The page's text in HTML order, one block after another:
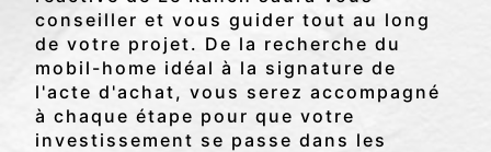
conseiller et vous guider tout au long
de votre projet. De la recherche du
mobil-home idéal à la signature de
l'acte d'achat, vous serez accompagné
à chaque étape pour que votre
investissement se passe dans les